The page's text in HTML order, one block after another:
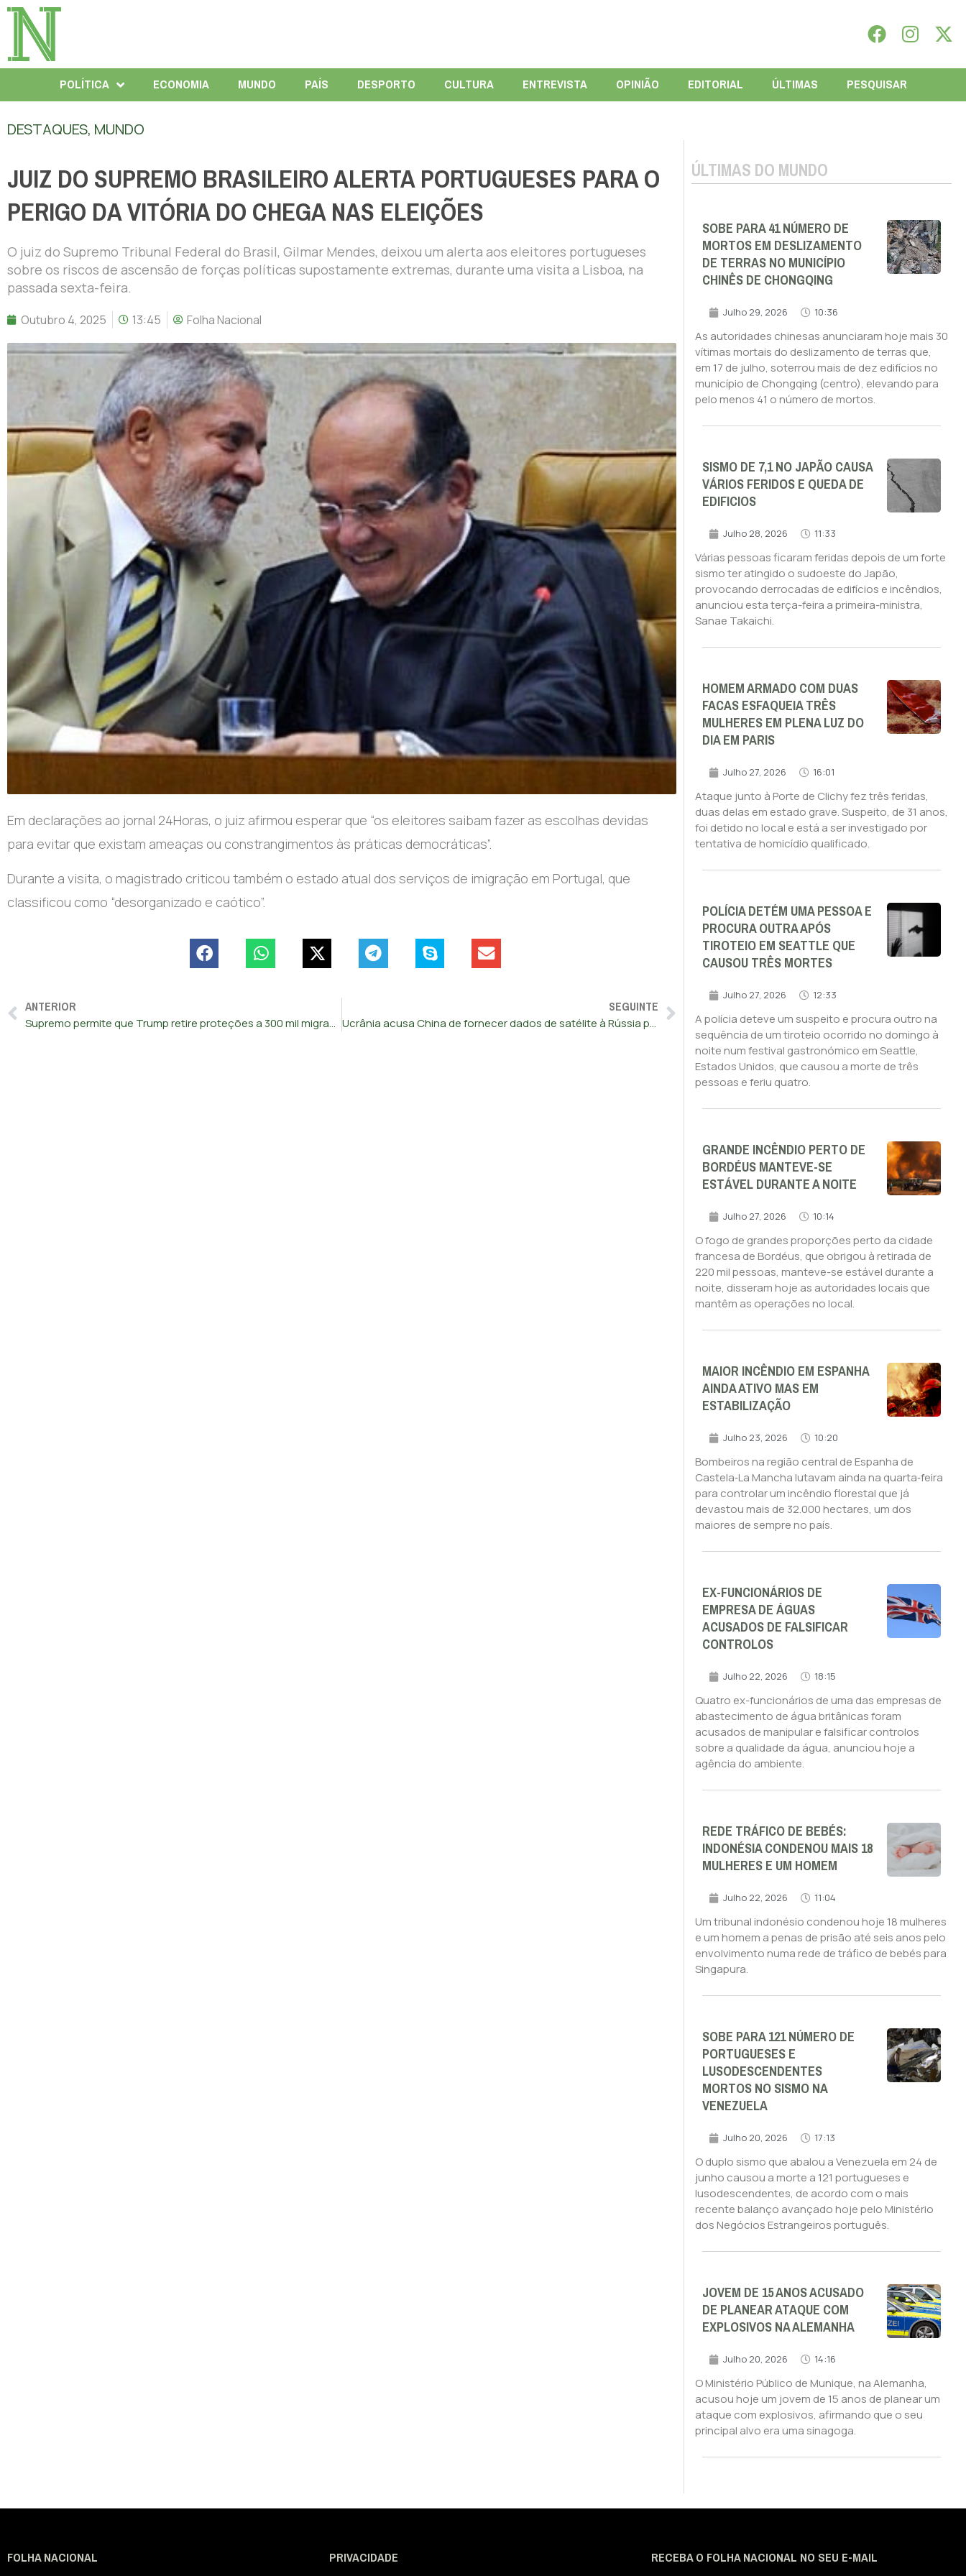
POLÍTICA ECONOMIA MUNDO PAÍS DESPORTO CULTURA ENTREVISTA OPINIÃO EDITORIAL ÚLTIMAS PESQUISAR
DESTAQUES, MUNDO
JUIZ DO SUPREMO BRASILEIRO ALERTA PORTUGUESES PARA O
PERIGO DA VITÓRIA DO CHEGA NAS ELEIÇÕES
O juiz do Supremo Tribunal Federal do Brasil, Gilmar Mendes, deixou um alerta aos eleitores portugueses
sobre os riscos de ascensão de forças políticas supostamente extremas, durante uma visita a Lisboa, na
passada sexta-feira.
Outubro 4, 2025 13:45 Folha Nacional
Em declarações ao jornal 24Horas, o juiz afirmou esperar que “os eleitores saibam fazer as escolhas devidas
para evitar que existam ameaças ou constrangimentos às práticas democráticas”.
Durante a visita, o magistrado criticou também o estado atual dos serviços de imigração em Portugal, que
classificou como “desorganizado e caótico”.
ANTERIOR
Supremo permite que Trump retire proteções a 300 mil migrantes venezuelanos
SEGUINTE
Ucrânia acusa China de fornecer dados de satélite à Rússia para lançar ataques
ÚLTIMAS DO MUNDO
SOBE PARA 41 NÚMERO DE
MORTOS EM DESLIZAMENTO
DE TERRAS NO MUNICÍPIO
CHINÊS DE CHONGQING
Julho 29, 2026 10:36
As autoridades chinesas anunciaram hoje mais 30
vítimas mortais do deslizamento de terras que,
em 17 de julho, soterrou mais de dez edifícios no
município de Chongqing (centro), elevando para
pelo menos 41 o número de mortos.
SISMO DE 7,1 NO JAPÃO CAUSA
VÁRIOS FERIDOS E QUEDA DE
EDIFICIOS
Julho 28, 2026 11:33
Várias pessoas ficaram feridas depois de um forte
sismo ter atingido o sudoeste do Japão,
provocando derrocadas de edifícios e incêndios,
anunciou esta terça-feira a primeira-ministra,
Sanae Takaichi.
HOMEM ARMADO COM DUAS
FACAS ESFAQUEIA TRÊS
MULHERES EM PLENA LUZ DO
DIA EM PARIS
Julho 27, 2026 16:01
Ataque junto à Porte de Clichy fez três feridas,
duas delas em estado grave. Suspeito, de 31 anos,
foi detido no local e está a ser investigado por
tentativa de homicídio qualificado.
POLÍCIA DETÉM UMA PESSOA E
PROCURA OUTRA APÓS
TIROTEIO EM SEATTLE QUE
CAUSOU TRÊS MORTES
Julho 27, 2026 12:33
A polícia deteve um suspeito e procura outro na
sequência de um tiroteio ocorrido no domingo à
noite num festival gastronómico em Seattle,
Estados Unidos, que causou a morte de três
pessoas e feriu quatro.
GRANDE INCÊNDIO PERTO DE
BORDÉUS MANTEVE-SE
ESTÁVEL DURANTE A NOITE
Julho 27, 2026 10:14
O fogo de grandes proporções perto da cidade
francesa de Bordéus, que obrigou à retirada de
220 mil pessoas, manteve-se estável durante a
noite, disseram hoje as autoridades locais que
mantêm as operações no local.
MAIOR INCÊNDIO EM ESPANHA
AINDA ATIVO MAS EM
ESTABILIZAÇÃO
Julho 23, 2026 10:20
Bombeiros na região central de Espanha de
Castela‑La Mancha lutavam ainda na quarta‑feira
para controlar um incêndio florestal que já
devastou mais de 32.000 hectares, um dos
maiores de sempre no país.
EX-FUNCIONÁRIOS DE
EMPRESA DE ÁGUAS
ACUSADOS DE FALSIFICAR
CONTROLOS
Julho 22, 2026 18:15
Quatro ex-funcionários de uma das empresas de
abastecimento de água britânicas foram
acusados de manipular e falsificar controlos
sobre a qualidade da água, anunciou hoje a
agência do ambiente.
REDE TRÁFICO DE BEBÉS:
INDONÉSIA CONDENOU MAIS 18
MULHERES E UM HOMEM
Julho 22, 2026 11:04
Um tribunal indonésio condenou hoje 18 mulheres
e um homem a penas de prisão até seis anos pelo
envolvimento numa rede de tráfico de bebés para
Singapura.
SOBE PARA 121 NÚMERO DE
PORTUGUESES E
LUSODESCENDENTES
MORTOS NO SISMO NA
VENEZUELA
Julho 20, 2026 17:13
O duplo sismo que abalou a Venezuela em 24 de
junho causou a morte a 121 portugueses e
lusodescendentes, de acordo com o mais
recente balanço avançado hoje pelo Ministério
dos Negócios Estrangeiros português.
JOVEM DE 15 ANOS ACUSADO
DE PLANEAR ATAQUE COM
EXPLOSIVOS NA ALEMANHA
Julho 20, 2026 14:16
O Ministério Público de Munique, na Alemanha,
acusou hoje um jovem de 15 anos de planear um
ataque com explosivos, afirmando que o seu
principal alvo era uma sinagoga.
FOLHA NACIONAL PRIVACIDADE RECEBA O FOLHA NACIONAL NO SEU E-MAIL